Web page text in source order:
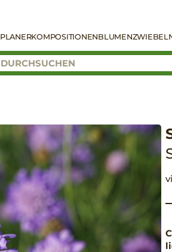
PLANERKOMPOSITIONEN